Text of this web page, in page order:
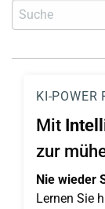
KI-POWER
Mit
zur
Nie wieder
Lernen Sie